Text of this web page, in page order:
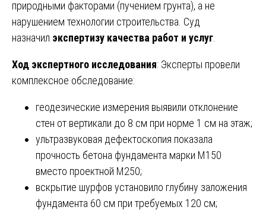
природными факторами (пучением грунта), а не
нарушением технологии строительства. Суд
назначил экспертизу качества работ и услуг
Ход экспертного исследования: Эксперты провели
комплексное обследование:
геодезические измерения выявили отклонение
стен от вертикали до 8 см при норме 1 см на этаж;
ультразвуковая дефектоскопия показала
прочность бетона фундамента марки М150
вместо проектной М250;
вскрытие шурфов установило глубину заложения
фундамента 60 см при требуемых 120 см;